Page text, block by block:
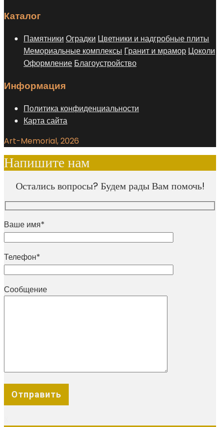
Каталог
Памятники Оградки Цветники и надгробные плиты
Мемориальные комплексы Гранит и мрамор Цоколи
Оформление Благоустройство
Информация
Политика конфиденциальности
Карта сайта
Art-Memorial, 2026
Напишите нам
Остались вопросы? Будем рады Вам помочь!
Ваше имя*
Телефон*
Сообщение